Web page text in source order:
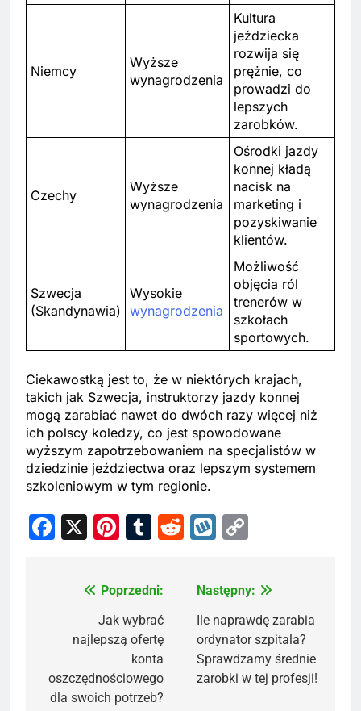
Niemcy
Wyższe
wynagrodzenia
Kultura
jeździecka
rozwija się
prężnie, co
prowadzi do
lepszych
zarobków.
Czechy
Wyższe
wynagrodzenia
Ośrodki jazdy
konnej kładą
nacisk na
marketing i
pozyskiwanie
klientów.
Szwecja
(Skandynawia)
Wysokie
wynagrodzenia
Możliwość
objęcia ról
trenerów w
szkołach
sportowych.
Ciekawostką jest to, że w niektórych krajach,
takich jak Szwecja, instruktorzy jazdy konnej
mogą zarabiać nawet do dwóch razy więcej niż
ich polscy koledzy, co jest spowodowane
wyższym zapotrzebowaniem na specjalistów w
dziedzinie jeździectwa oraz lepszym systemem
szkoleniowym w tym regionie.
Facebook
X Pinterest
Tumblr
RedditWykop
NawigacjaPoprzedni:
Jak wybrać
najlepszą ofertę
konta
oszczędnościowego
dla swoich potrzeb?
Następny:
Ile naprawdę zarabia
ordynator szpitala?
Sprawdzamy średnie
zarobki w tej profesji!